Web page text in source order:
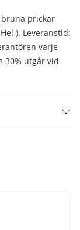
prickar
). Leveranstid:
varje
30% utgår vid